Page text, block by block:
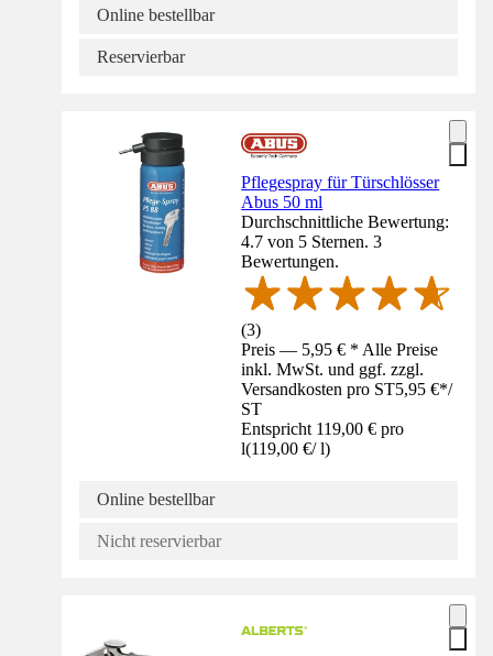
Online bestellbar
Reservierbar
Pflegespray für Türschlösser
Abus 50 ml
Durchschnittliche Bewertung:
4.7 von 5 Sternen. 3
Bewertungen.
(3)
Preis — 5,95 € * Alle Preise
inkl. MwSt. und ggf. zzgl.
Versandkosten pro ST5,95 €*/
ST
Entspricht 119,00 € pro
l(119,00 €/ l)
Online bestellbar
Nicht reservierbar